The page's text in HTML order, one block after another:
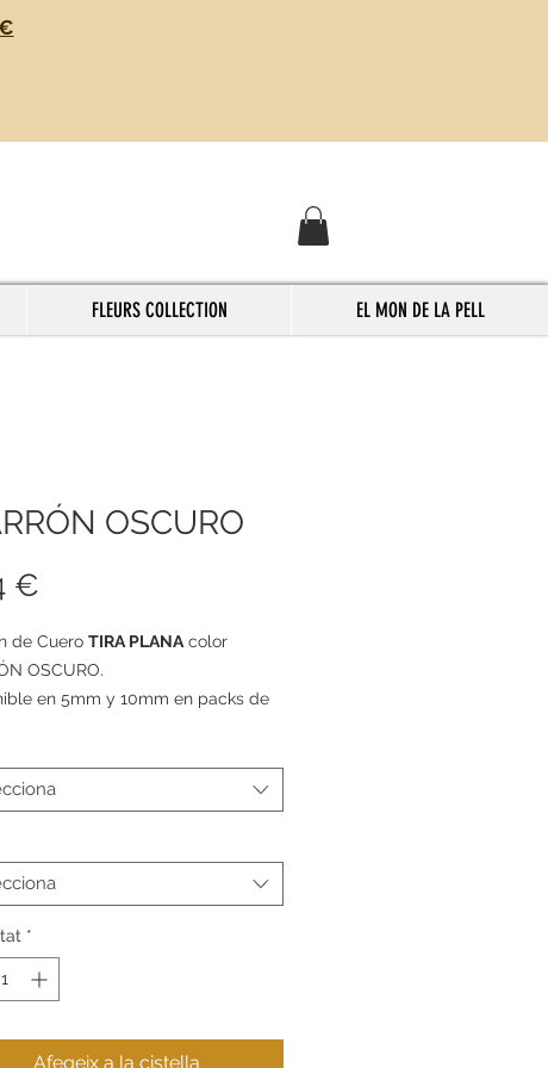
OSCURO
€
de Cuero TIRA PLANA color
OSCURO.
en 5mm y 10mm en packs de
*
Afegeix a la cistella
FLEURS COLLECTION EL MON DE LA PELL